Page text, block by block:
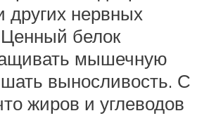
других нервных
Ценный белок
мышечную
выносливость. С
жиров и углеводов